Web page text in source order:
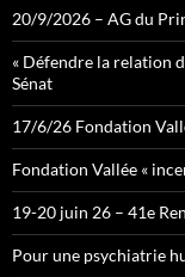
20/9/2026 – AG du
« Défendre la relation
Sénat
17/6/26 Fondation
Fondation Vallée «
19-20 juin 26 – 41e
Pour une psychiatrie